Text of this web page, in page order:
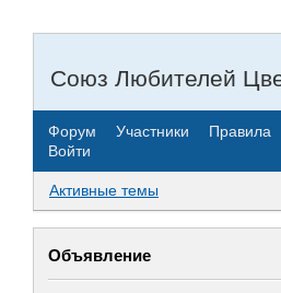
Союз Любителей
Форум Участники Правила
Войти
Активные темы
Объявление